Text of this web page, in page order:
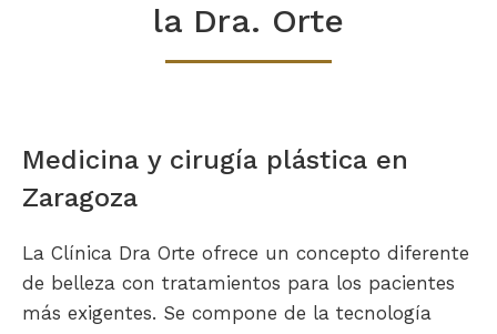
la Dra. Orte
Medicina y cirugía plástica en
Zaragoza
La Clínica Dra Orte ofrece un concepto diferente
de belleza con tratamientos para los pacientes
más exigentes. Se compone de la tecnología